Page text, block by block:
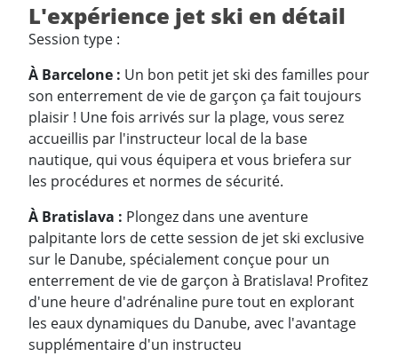
L'expérience jet ski en détail
Session type :
À Barcelone : Un bon petit jet ski des familles pour
son enterrement de vie de garçon ça fait toujours
plaisir ! Une fois arrivés sur la plage, vous serez
accueillis par l'instructeur local de la base
nautique, qui vous équipera et vous briefera sur
les procédures et normes de sécurité.
À Bratislava : Plongez dans une aventure
palpitante lors de cette session de jet ski exclusive
sur le Danube, spécialement conçue pour un
enterrement de vie de garçon à Bratislava! Profitez
d'une heure d'adrénaline pure tout en explorant
les eaux dynamiques du Danube, avec l'avantage
supplémentaire d'un instructeu